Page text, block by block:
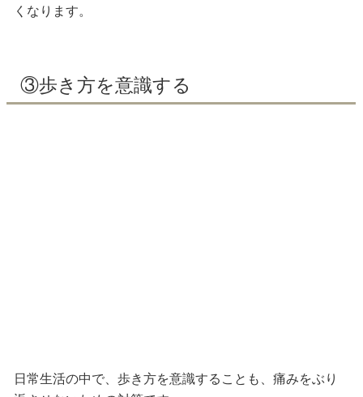
くなります。
③歩き方を意識する
日常生活の中で、歩き方を意識することも、痛みをぶり